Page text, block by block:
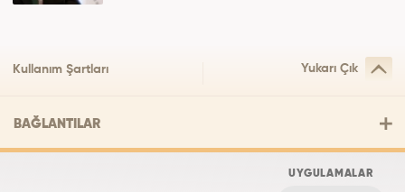
Kullanım Şartları Yukarı Çık
BAĞLANTILAR
UYGULAMALAR